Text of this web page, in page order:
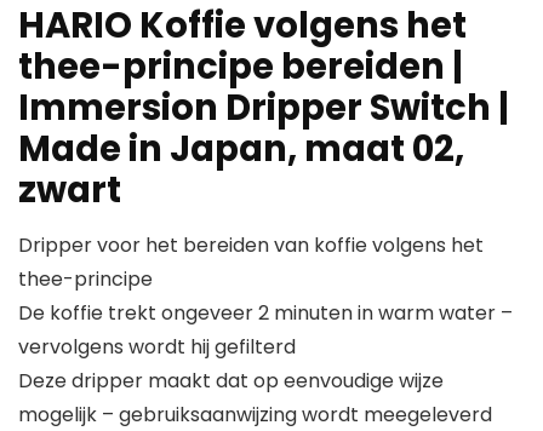
HARIO Koffie volgens het
thee-principe bereiden |
Immersion Dripper Switch |
Made in Japan, maat 02,
zwart
Dripper voor het bereiden van koffie volgens het
thee-principe
De koffie trekt ongeveer 2 minuten in warm water –
vervolgens wordt hij gefilterd
Deze dripper maakt dat op eenvoudige wijze
mogelijk – gebruiksaanwijzing wordt meegeleverd